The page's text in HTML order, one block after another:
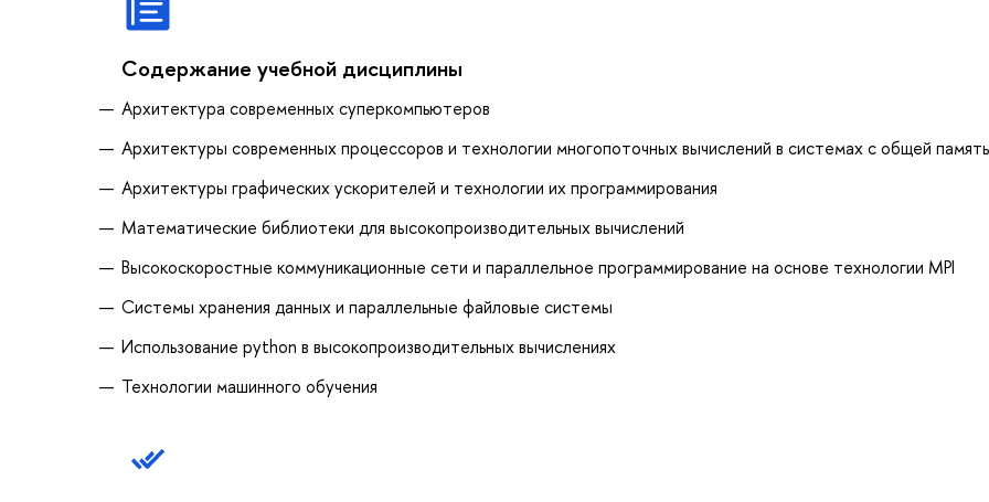
Содержание учебной дисциплины
Архитектура современных суперкомпьютеров
Архитектуры современных процессоров и технологии многопоточных вычислений в системах с общей
Архитектуры графических ускорителей и технологии их программирования
Математические библиотеки для высокопроизводительных вычислений
Высокоскоростные коммуникационные сети и параллельное программирование на основе технологии MPI
Системы хранения данных и параллельные файловые системы
Использование python в высокопроизводительных вычислениях
Технологии машинного обучения